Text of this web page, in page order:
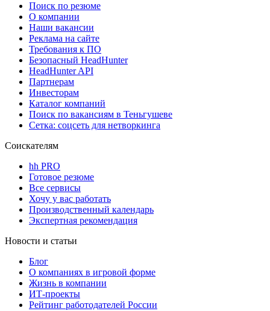
Поиск по резюме
О компании
Наши вакансии
Реклама на сайте
Требования к ПО
Безопасный HeadHunter
HeadHunter API
Партнерам
Инвесторам
Каталог компаний
Поиск по вакансиям в Теньгушеве
Сетка: соцсеть для нетворкинга
Соискателям
hh PRO
Готовое резюме
Все сервисы
Хочу у вас работать
Производственный календарь
Экспертная рекомендация
Новости и статьи
Блог
О компаниях в игровой форме
Жизнь в компании
ИТ-проекты
Рейтинг работодателей России